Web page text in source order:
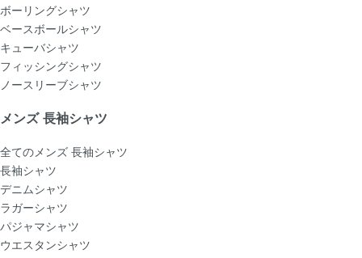
ボーリングシャツ
ベースボールシャツ
キューバシャツ
フィッシングシャツ
ノースリーブシャツ
メンズ 長袖シャツ
全てのメンズ 長袖シャツ
長袖シャツ
デニムシャツ
ラガーシャツ
パジャマシャツ
ウエスタンシャツ